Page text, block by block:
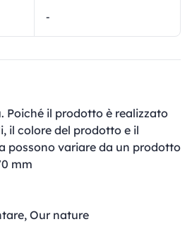
-
Poiché il prodotto è realizzato
il colore del prodotto e il
possono variare da un prodotto
mm
Our nature